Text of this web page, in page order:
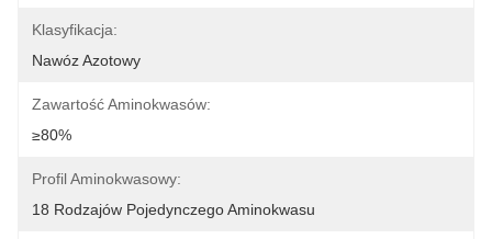
Klasyfikacja:
Nawóz Azotowy
Zawartość Aminokwasów:
≥80%
Profil Aminokwasowy:
18 Rodzajów Pojedynczego Aminokwasu